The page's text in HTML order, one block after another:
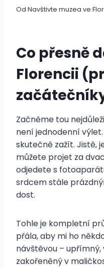
Od Navštivte muzea ve
Co přesně
Florencii
Začněme tou
není jednodenní
skutečně zažít. Jistě,
můžete projet za
odjedete s
srdcem stále
dost.
Tohle je kompletní
přála, aby mi ho
návštěvou –
zakořeněný v